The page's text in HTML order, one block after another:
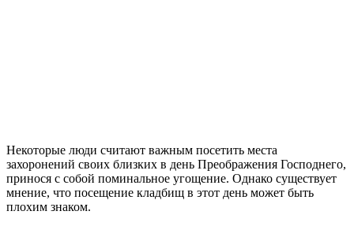
Некоторые люди считают важным посетить места
захоронений своих близких в день Преображения Господнего,
принося с собой поминальное угощение. Однако существует
мнение, что посещение кладбищ в этот день может быть
плохим знаком.